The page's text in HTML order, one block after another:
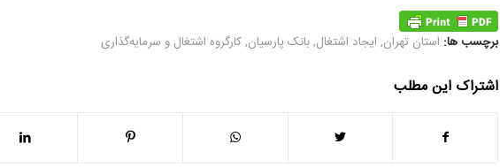
برچسب ها: استان تهران, ایجاد اشتغال,بانک پارسیان,کارگروه اشتغال و سرمایه‌گذاری
اشتراک این مطلب